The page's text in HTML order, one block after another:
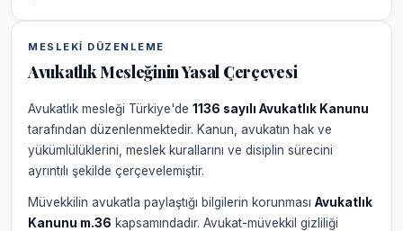
MESLEKI DÜZENLEME
Avukatlık Mesleğinin Yasal Çerçevesi
Avukatlık mesleği Türkiye'de 1136 sayılı Avukatlık Kanunu
tarafından düzenlenmektedir. Kanun, avukatın hak ve
yükümlülüklerini, meslek kurallarını ve disiplin sürecini
ayrıntılı şekilde çerçevelemiştir.
Müvekkilin avukatla paylaştığı bilgilerin korunması Avukatlık
Kanunu m.36 kapsamındadır. Avukat-müvekkil gizliliği